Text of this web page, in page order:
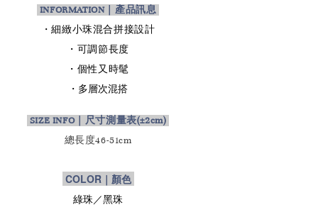
INFORMATION｜產品訊息
・細緻小珠混合拼接設計
・可調節長度
・個性又時髦
・多層次混搭
SIZE INFO｜尺寸測量表(±2cm)
總長度46-51cm
COLOR｜顏色
綠珠／黑珠